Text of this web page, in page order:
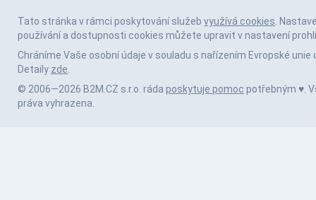
Tato stránka v rámci poskytování služeb využívá cookies.
používání a dostupnosti cookies můžete upravit v nastavení
Chráníme Vaše osobní údaje v souladu s nařízením Evropské unie
Detaily zde.
© 2006—2026 B2M.CZ s.r.o. ráda poskytuje pomoc potřebným ♥️.
práva vyhrazena.